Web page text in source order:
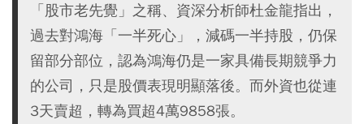
「股市老先覺」之稱、資深分析師杜金龍指出，
過去對鴻海「一半死心」，減碼一半持股，仍保
留部分部位，認為鴻海仍是一家具備長期競爭力
的公司，只是股價表現明顯落後。而外資也從連
3天賣超，轉為買超4萬9858張。